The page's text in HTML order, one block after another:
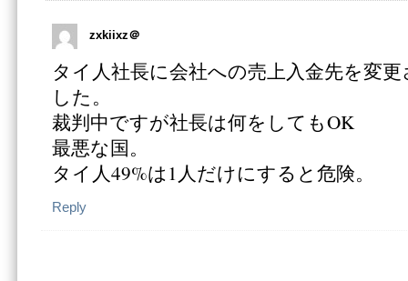
zxkiixz＠
タイ人社長に会社への売上入金先を変
した。
裁判中ですが社長は何をしてもOK
最悪な国。
タイ人49%は1人だけにすると危険。
Reply